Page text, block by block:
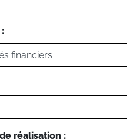
réalisation :